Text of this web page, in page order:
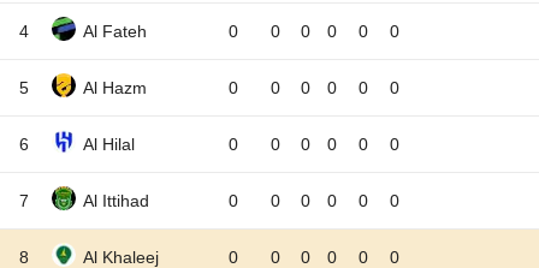
4 Al Fateh 0 0 0 0 0 0
5 Al Hazm 0 0 0 0 0 0
6 Al Hilal 0 0 0 0 0 0
7 Al Ittihad 0 0 0 0 0 0
8 Al Khaleej 0 0 0 0 0 0